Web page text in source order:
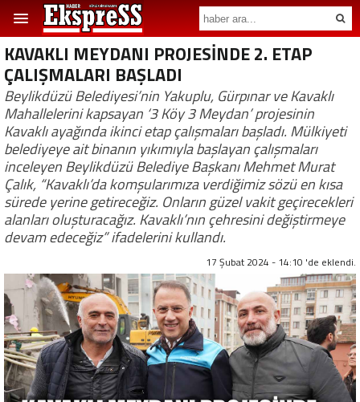
KAVAKLI MEYDANI PROJESİNDE 2. ETAP
ÇALIŞMALARI BAŞLADI
Beylikdüzü Belediyesi’nin Yakuplu, Gürpınar ve Kavaklı
Mahallelerini kapsayan ‘3 Köy 3 Meydan’ projesinin
Kavaklı ayağında ikinci etap çalışmaları başladı. Mülkiyeti
belediyeye ait binanın yıkımıyla başlayan çalışmaları
inceleyen Beylikdüzü Belediye Başkanı Mehmet Murat
Çalık, “Kavaklı’da komşularımıza verdiğimiz sözü en kısa
sürede yerine getireceğiz. Onların güzel vakit geçirecekleri
alanları oluşturacağız. Kavaklı’nın çehresini değiştirmeye
devam edeceğiz” ifadelerini kullandı.
17 Şubat 2024 - 14:10 'de eklendi.